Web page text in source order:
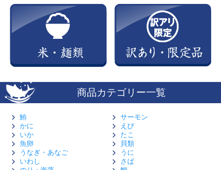
商品カテゴリー一覧
鮪
サーモン
かに
えび
いか
たこ
魚卵
貝類
うなぎ・あなご
うに
いわし
さば